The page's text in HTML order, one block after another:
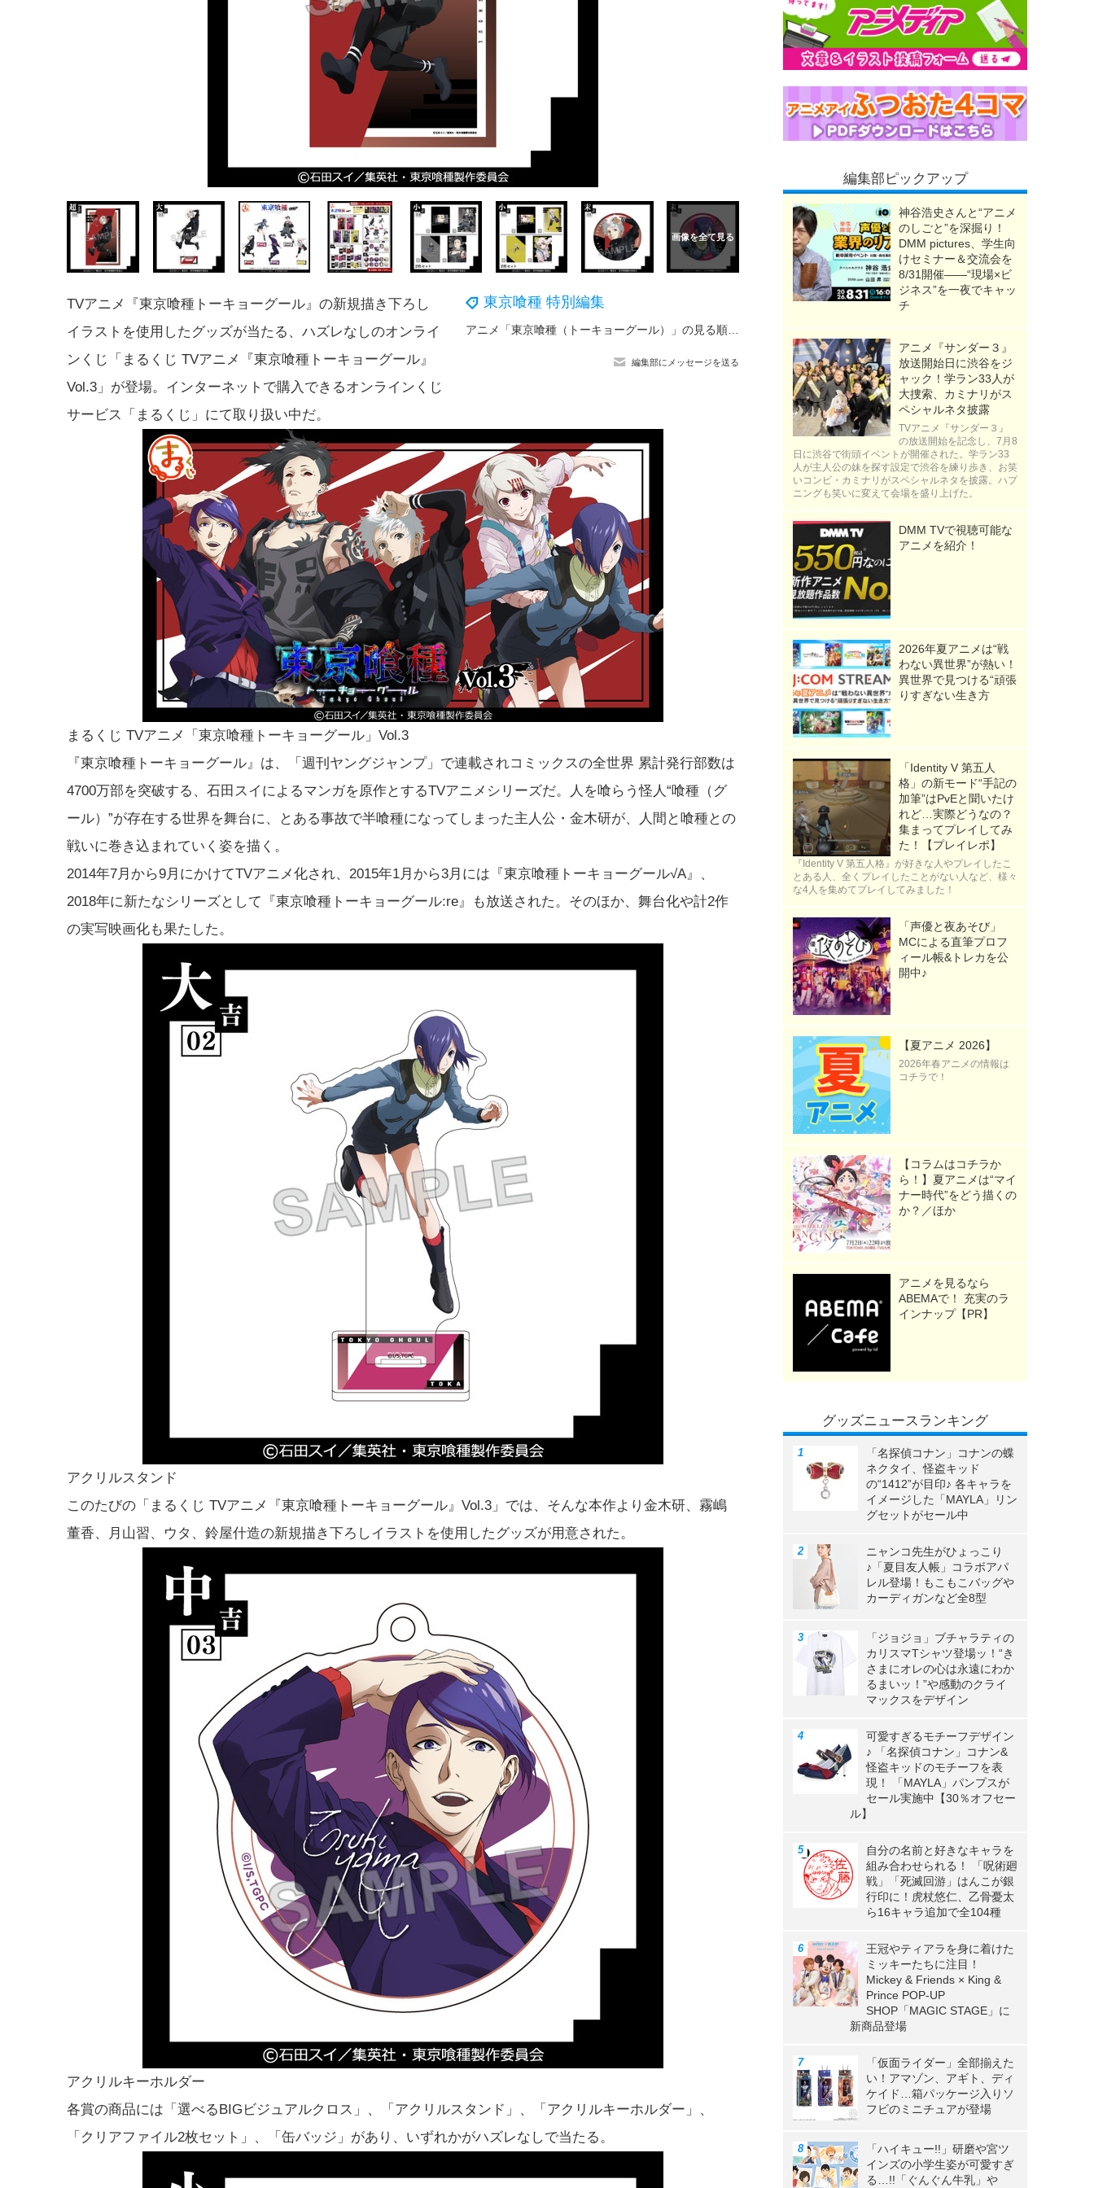
東京喰種 特別編集
編集部にメッセージを送る
TVアニメ『東京喰種トーキョーグール』の新規描き下ろし
イラストを使用したグッズが当たる、ハズレなしのオンライ
ンくじ「まるくじ TVアニメ『東京喰種トーキョーグール』
Vol.3」が登場。インターネットで購入できるオンラインくじ
サービス「まるくじ」にて取り扱い中だ。
まるくじ TVアニメ「東京喰種トーキョーグール」Vol.3
『東京喰種トーキョーグール』は、「週刊ヤングジャンプ」で連載されコミックスの全世界 累計発行部数は
4700万部を突破する、石田スイによるマンガを原作とするTVアニメシリーズだ。人を喰らう怪人“喰種（グ
ール）”が存在する世界を舞台に、とある事故で半喰種になってしまった主人公・金木研が、人間と喰種との
戦いに巻き込まれていく姿を描く。
2014年7月から9月にかけてTVアニメ化され、2015年1月から3月には『東京喰種トーキョーグール√A』、
2018年に新たなシリーズとして『東京喰種トーキョーグール:re』も放送された。そのほか、舞台化や計2作
の実写映画化も果たした。
アクリルスタンド
このたびの「まるくじ TVアニメ『東京喰種トーキョーグール』Vol.3」では、そんな本作より金木研、霧嶋
董香、月山習、ウタ、鈴屋什造の新規描き下ろしイラストを使用したグッズが用意された。
アクリルキーホルダー
各賞の商品には「選べるBIGビジュアルクロス」、「アクリルスタンド」、「アクリルキーホルダー」、
「クリアファイル2枚セット」、「缶バッジ」があり、いずれかがハズレなしで当たる。
編集部ピックアップ
神谷浩史さんと“アニメ
のしごと”を深掘り！
DMM pictures、学生向
けセミナー＆交流会を
8/31開催――“現場×ビ
ジネス”を一夜でキャッ
チ
アニメ『サンダー３』
放送開始日に渋谷をジ
ャック！学ラン33人が
大捜索、カミナリがス
ペシャルネタ披露
TVアニメ『サンダー３』
の放送開始を記念し、7月8
日に渋谷で街頭イベントが開催された。学ラン33
人が主人公の妹を探す設定で渋谷を練り歩き、お笑
いコンビ・カミナリがスペシャルネタを披露。ハプ
ニングも笑いに変えて会場を盛り上げた。
DMM TVで視聴可能な
アニメを紹介！
2026年夏アニメは“戦
わない異世界”が熱い！
異世界で見つける“頑張
りすぎない生き方
「Identity V 第五人
格」の新モード“手記の
加筆”はPvEと聞いたけ
れど…実際どうなの？
集まってプレイしてみ
た！【プレイレポ】
『Identity V 第五人格』が好きな人やプレイしたこ
とある人、全くプレイしたことがない人など、様々
な4人を集めてプレイしてみました！
「声優と夜あそび」
MCによる直筆プロフ
ィール帳&トレカを公
開中♪
【夏アニメ 2026】
2026年春アニメの情報は
コチラで！
【コラムはコチラか
ら！】夏アニメは“マイ
ナー時代”をどう描くの
か？／ほか
アニメを見るなら
ABEMAで！ 充実のラ
インナップ【PR】
グッズニュースランキング
「名探偵コナン」コナンの蝶
ネクタイ、怪盗キッド
の“1412”が目印♪ 各キャラを
イメージした「MAYLA」リン
グセットがセール中
ニャンコ先生がひょっこり
♪「夏目友人帳」コラボアパ
レル登場！もこもこバッグや
カーディガンなど全8型
「ジョジョ」ブチャラティの
カリスマTシャツ登場ッ！“き
さまにオレの心は永遠にわか
るまいッ！”や感動のクライ
マックスをデザイン
可愛すぎるモチーフデザイン
♪ 「名探偵コナン」コナン&
怪盗キッドのモチーフを表
現！ 「MAYLA」パンプスが
セール実施中【30％オフセー
ル】
自分の名前と好きなキャラを
組み合わせられる！ 「呪術廻
戦」「死滅回游」はんこが銀
行印に！虎杖悠仁、乙骨憂太
ら16キャラ追加で全104種
王冠やティアラを身に着けた
ミッキーたちに注目！
Mickey & Friends × King &
Prince POP-UP
SHOP「MAGIC STAGE」に
新商品登場
「仮面ライダー」全部揃えた
い！アマゾン、アギト、ディ
ケイド…箱パッケージ入りソ
フビのミニチュアが登場
「ハイキュー!!」研磨や宮ツ
インズの小学生姿が可愛すぎ
る…!!「ぐんぐん牛乳」や